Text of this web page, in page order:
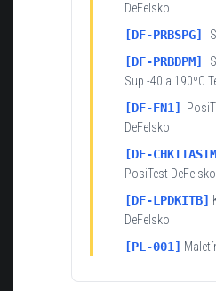
DeFelsko
[DF-PRBSPG]
[DF-PRBDPM]
Sup.-40 a 190ºC
[DF-FN1]
DeFelsko
[DF-
PosiTest DeFelsko
[DF-LPDKITB]
DeFelsko
[PL-001]